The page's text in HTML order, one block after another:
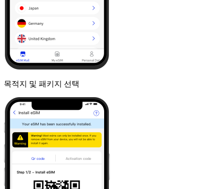
목적지 및 패키지 선택